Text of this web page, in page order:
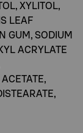
XYLITOL,
LEAF
GUM, SODIUM
ACRYLATE